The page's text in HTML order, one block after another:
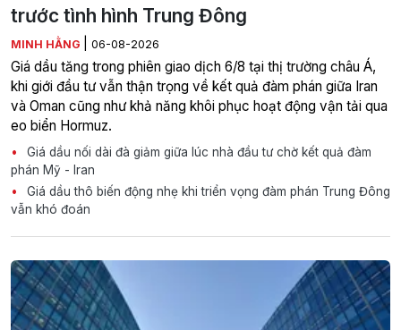
trước tình hình Trung Đông
MINH HẰNG 06-08-2026
Giá dầu tăng trong phiên giao dịch 6/8 tại thị trường châu Á,
khi giới đầu tư vẫn thận trọng về kết quả đàm phán giữa Iran
và Oman cũng như khả năng khôi phục hoạt động vận tải qua
eo biển Hormuz.
Giá dầu nối dài đà giảm giữa lúc nhà đầu tư chờ kết quả đàm
phán Mỹ - Iran
Giá dầu thô biến động nhẹ khi triển vọng đàm phán Trung Đông
vẫn khó đoán